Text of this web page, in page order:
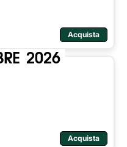
Acquista
2026
Acquista